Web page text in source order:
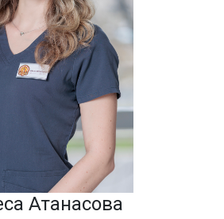
Атанасова